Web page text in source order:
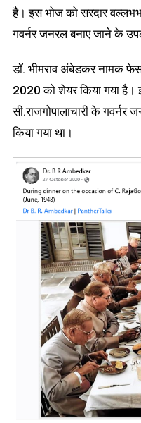
है। इस भोज को सरदार
गवर्नर जनरल बनाए जाने के
डॉ. भीमराव अंबेडकर नामक
2020 को शेयर किया गया है।
सी.राजगोपालाचारी के
किया गया था।